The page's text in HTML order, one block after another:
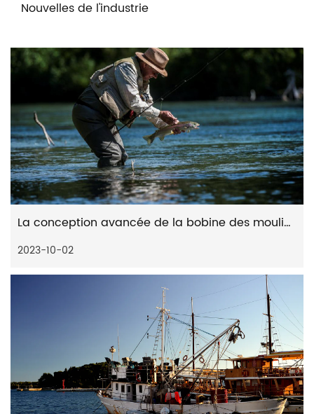
Nouvelles de l'industrie
La conception avancée de la bobine des moulinets spinning distants
2023-10-02